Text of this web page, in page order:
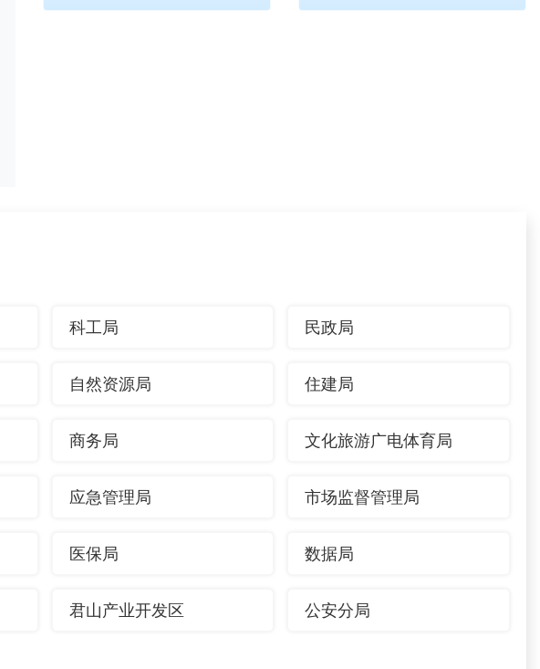
科工局 民政局
自然资源局 住建局
商务局 文化旅游广电体育局
应急管理局 市场监督管理局
医保局 数据局
君山产业开发区 公安分局